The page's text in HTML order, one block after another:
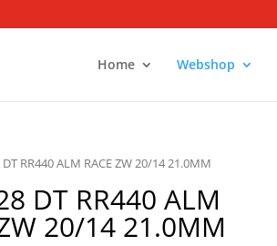
Home Webshop
RR440 ALM RACE ZW 20/14 21.0MM
DT RR440 ALM
20/14 21.0MM